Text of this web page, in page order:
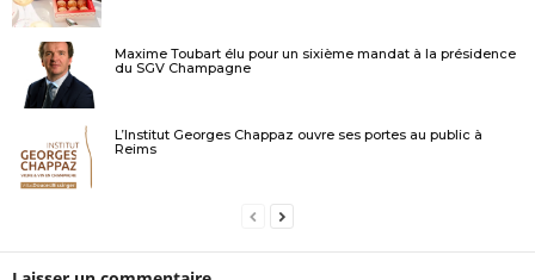
Maxime Toubart élu pour un sixième mandat à la présidence
du SGV Champagne
L’Institut Georges Chappaz ouvre ses portes au public à
Reims